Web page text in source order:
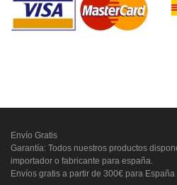
Envío Gratis
Garantía: Todos nuestros productos
importador o fabricante para españa.
Envíos gratis a partir de 300€ para